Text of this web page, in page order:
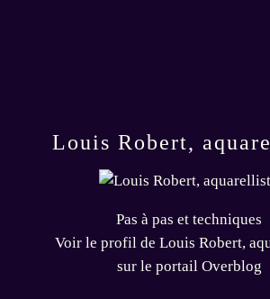
Louis Robert,
Pas à pas et techniques
Voir le profil de Louis Robert,
sur le portail Overblog